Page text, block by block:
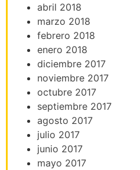
abril 2018
marzo 2018
febrero 2018
enero 2018
diciembre 2017
noviembre 2017
octubre 2017
septiembre 2017
agosto 2017
julio 2017
junio 2017
mayo 2017